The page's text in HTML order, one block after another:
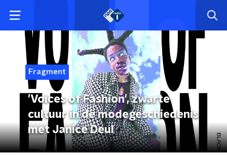
Fragment
'Voices of Fashion', zwarte
cultuur in de modegeschiedenis
met Janice Deul